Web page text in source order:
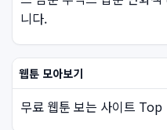
니다.
웹툰 모아보기
무료 웹툰 보는 사이트 Top